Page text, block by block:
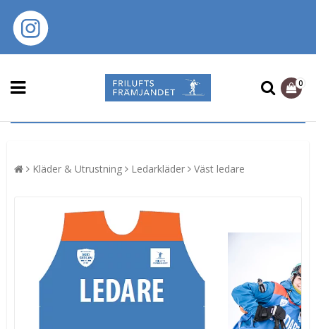
0
Kläder & Utrustning Ledarkläder Väst ledare